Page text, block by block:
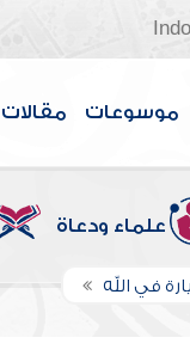
موسوعات مقالات
علماء ودعاة
في الله